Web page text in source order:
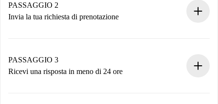
Hai tutte le informazioni necessarie in anticipo.
PASSAGGIO 2
Invia la tua richiesta di prenotazione
non accetta.
PASSAGGIO 3
Ricevi una risposta in meno di 24 ore